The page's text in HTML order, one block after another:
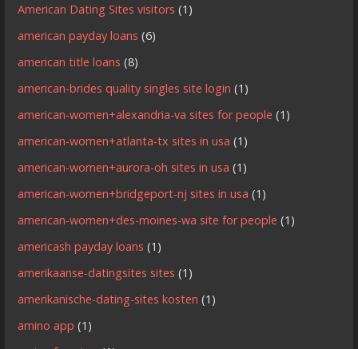
American Dating Sites visitors (1)
american payday loans (6)
american title loans (8)
american-brides quality singles site login (1)
american-women+alexandria-va sites for people (1)
american-women+atlanta-tx sites in usa (1)
american-women+aurora-oh sites in usa (1)
american-women+bridgeport-nj sites in usa (1)
american-women+des-moines-wa site for people (1)
americash payday loans (1)
amerikaanse-datingsites sites (1)
amerikanische-dating-sites kosten (1)
amino app (1)